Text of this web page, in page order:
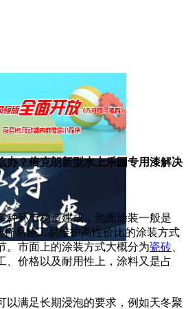
办？倍克朗新型水上乐园专用漆解决
种环节构造建成，池面涂装一般是
择易施工易维护高性价比的涂装方式
。市面上的涂装方式大概分为瓷砖
、价格以及耐用性上，涂料又是占
以满足长期浸泡的要求，例如天冬聚